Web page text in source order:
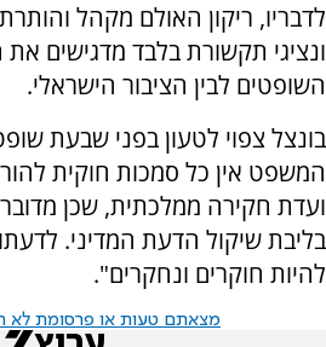
לדבריו, ריקון האולם מקהל
ונציגי תקשורת בלבד מדגישים את
השופטים לבין הציבור הישראלי.
בונצל צפוי לטעון בפני שבעת
המשפט אין כל סמכות חוקית
ועדת חקירה ממלכתית, שכן
בליבת שיקול הדעת המדיני.
להיות חוקרים ונחקרים".
מצאתם טעות או פרסומת לא